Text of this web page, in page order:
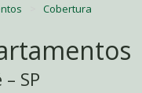
Cobertura
SP